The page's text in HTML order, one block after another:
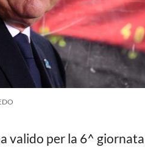
valido per la 6^